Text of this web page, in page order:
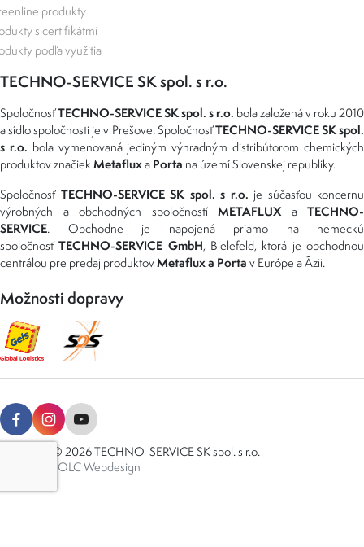
produkty
s certifikátmi
podľa využitia
TECHNO-SERVICE SK spol. s r.o.
SpoločnosťTECHNO-SERVICE SK spol. s r.o. bola založená v roku 2010
a sídlo spoločnosti je v Prešove. SpoločnosťTECHNO-SERVICE SK spol.
s r.o. bola vymenovaná jediným výhradným distribútorom chemických
produktov značiekMetafluxa Porta na území Slovenskej republiky.
Spoločnosť TECHNO-SERVICE SK spol. s r.o. je súčasťou koncernu
výrobných a obchodných spoločností METAFLUXa TECHNO-
SERVICE. Obchodne je napojená priamo na nemeckú
spoločnosťTECHNO-SERVICE GmbH, Bielefeld, ktorá je obchodnou
centrálou pre predaj produktovMetaflux a Porta v Európe a Ázii.
Možnosti dopravy
Copyright © 2026 TECHNO-SERVICE SK spol. s r.o.
OLC Webdesign